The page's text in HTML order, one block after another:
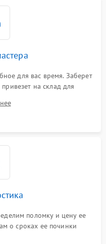
для вас время. Заберет
на склад для
поломку и цену ее
о сроках ее починки